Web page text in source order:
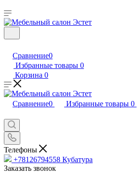
Сравнение0
Избранные товары 0
Корзина 0
Сравнение0 Избранные товары 0
Телефоны
+78126794558 Кубатура
Заказать звонок